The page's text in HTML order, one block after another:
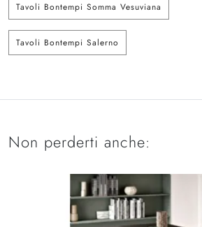
Tavoli Bontempi Somma Vesuviana
Tavoli Bontempi Salerno
Non perderti anche: